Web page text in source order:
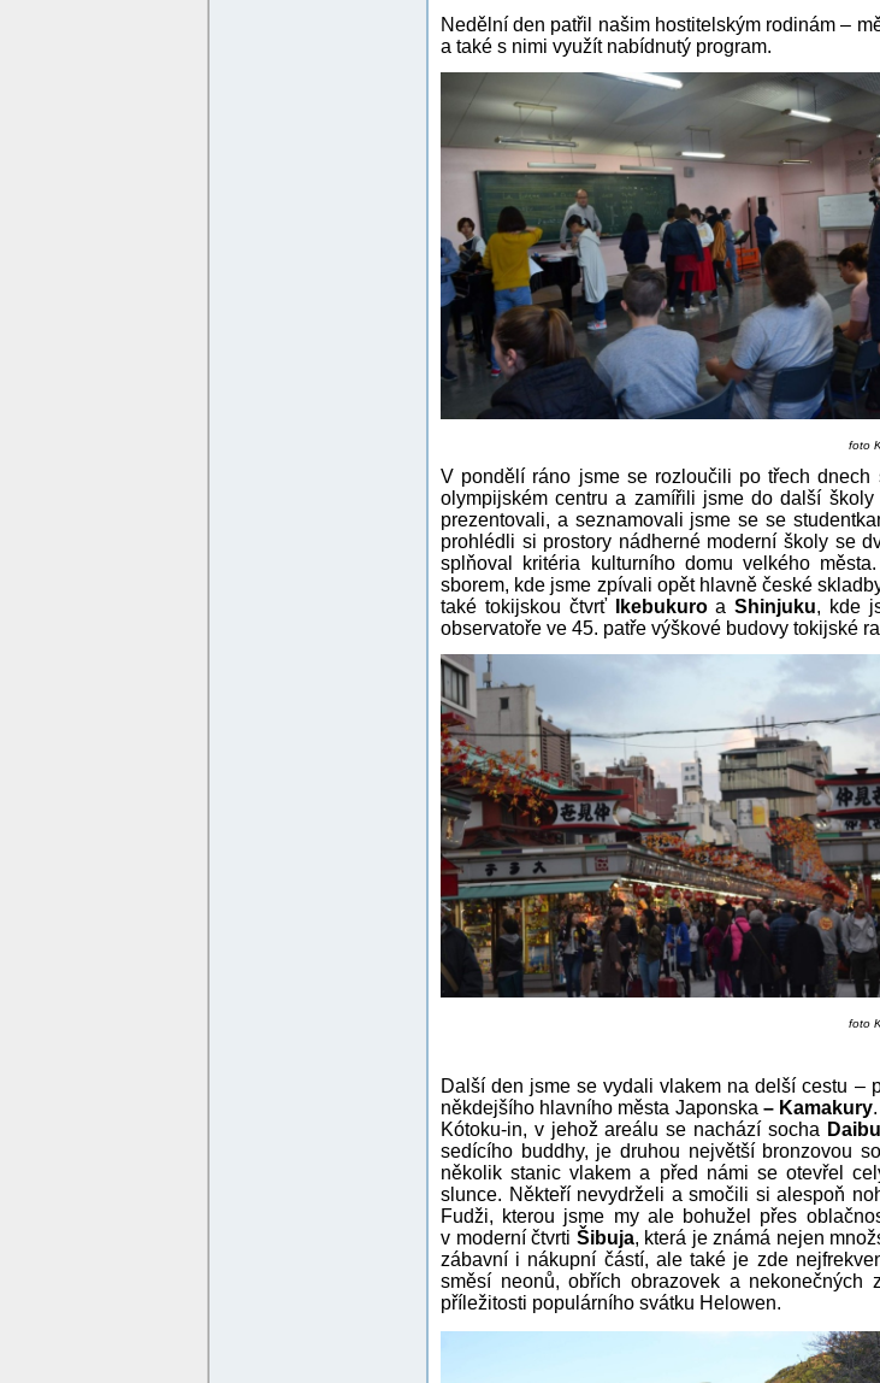
Nedělní den patřil našim hostitelským rodinám –
a také s nimi využít nabídnutý program.
foto
V pondělí ráno jsme se rozloučili po třech
olympijském centru a zamířili jsme do další
prezentovali, a seznamovali jsme se se
prohlédli si prostory nádherné moderní školy se
splňoval kritéria kulturního domu velkého
sborem, kde jsme zpívali opět hlavně české
také tokijskou čtvrť
IkebukuroaShinjuku, kde
observatoře ve 45. patře výškové budovy tokijské
foto
Další den jsme se vydali vlakem na delší cestu –
někdejšího hlavního města Japonska – Kamakury
Kótoku-in, v jehož areálu se nachází socha
sedícího buddhy, je druhou největší bronzovou
několik stanic vlakem a před námi se otevřel
slunce. Někteří nevydrželi a smočili si alespoň
Fudži, kterou jsme my ale bohužel přes
v moderní čtvrti Šibuja, která je známá nejen
zábavní i nákupní částí, ale také je zde
směsí neonů, obřích obrazovek a
příležitosti populárního svátku Helowen.